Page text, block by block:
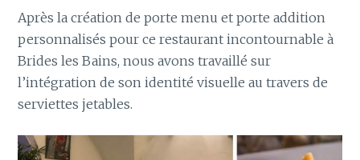
Après la création de porte menu et porte addition
personnalisés pour ce restaurant incontournable à
Brides les Bains, nous avons travaillé sur
l’intégration de son identité visuelle au travers de
serviettes jetables.